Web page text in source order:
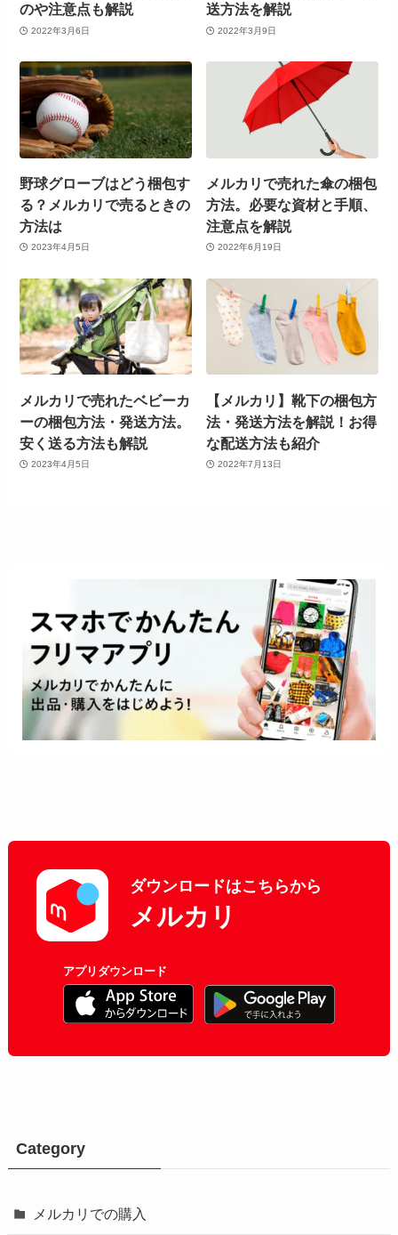
のや注意点も解説
2022年3月6日
送方法を解説
2022年3月9日
野球グローブはどう梱包す
る？メルカリで売るときの
方法は
2023年4月5日
メルカリで売れた傘の梱包
方法。必要な資材と手順、
注意点を解説
2022年6月19日
メルカリで売れたベビーカ
ーの梱包方法・発送方法。
安く送る方法も解説
2023年4月5日
【メルカリ】靴下の梱包方
法・発送方法を解説！お得
な配送方法も紹介
2022年7月13日
ダウンロードはこちらから
メルカリ
アプリダウンロード
Category
メルカリでの購入